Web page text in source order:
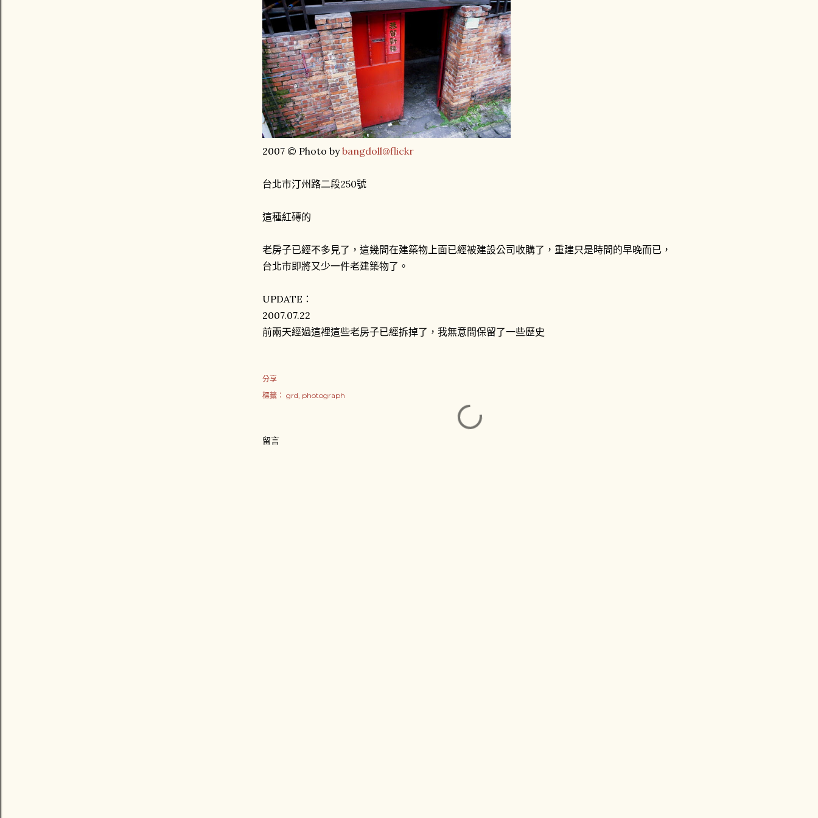
2007 © Photo bybangdoll@flickr
台北市汀州路二段250號
這種紅磚的
老房子已經不多見了，這幾間在建築物上面已經被建設公司收購了，重建只是時間的早晚而已，
台北市即將又少一件老建築物了。
UPDATE：
2007.07.22
前兩天經過這裡這些老房子已經拆掉了，我無意間保留了一些歷史
分享
標籤： grd photograph
留言